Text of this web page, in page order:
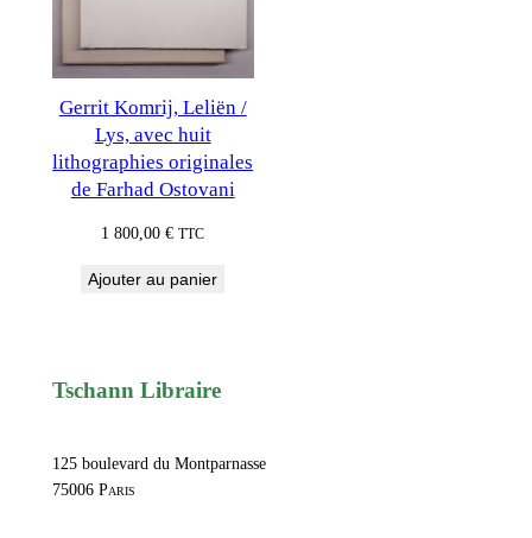
Gerrit Komrij, Leliën /
Lys, avec huit
lithographies originales
de Farhad Ostovani
1 800,00€ TTC
Ajouter au panier
Tschann Libraire
125 boulevard du Montparnasse
75006 Paris